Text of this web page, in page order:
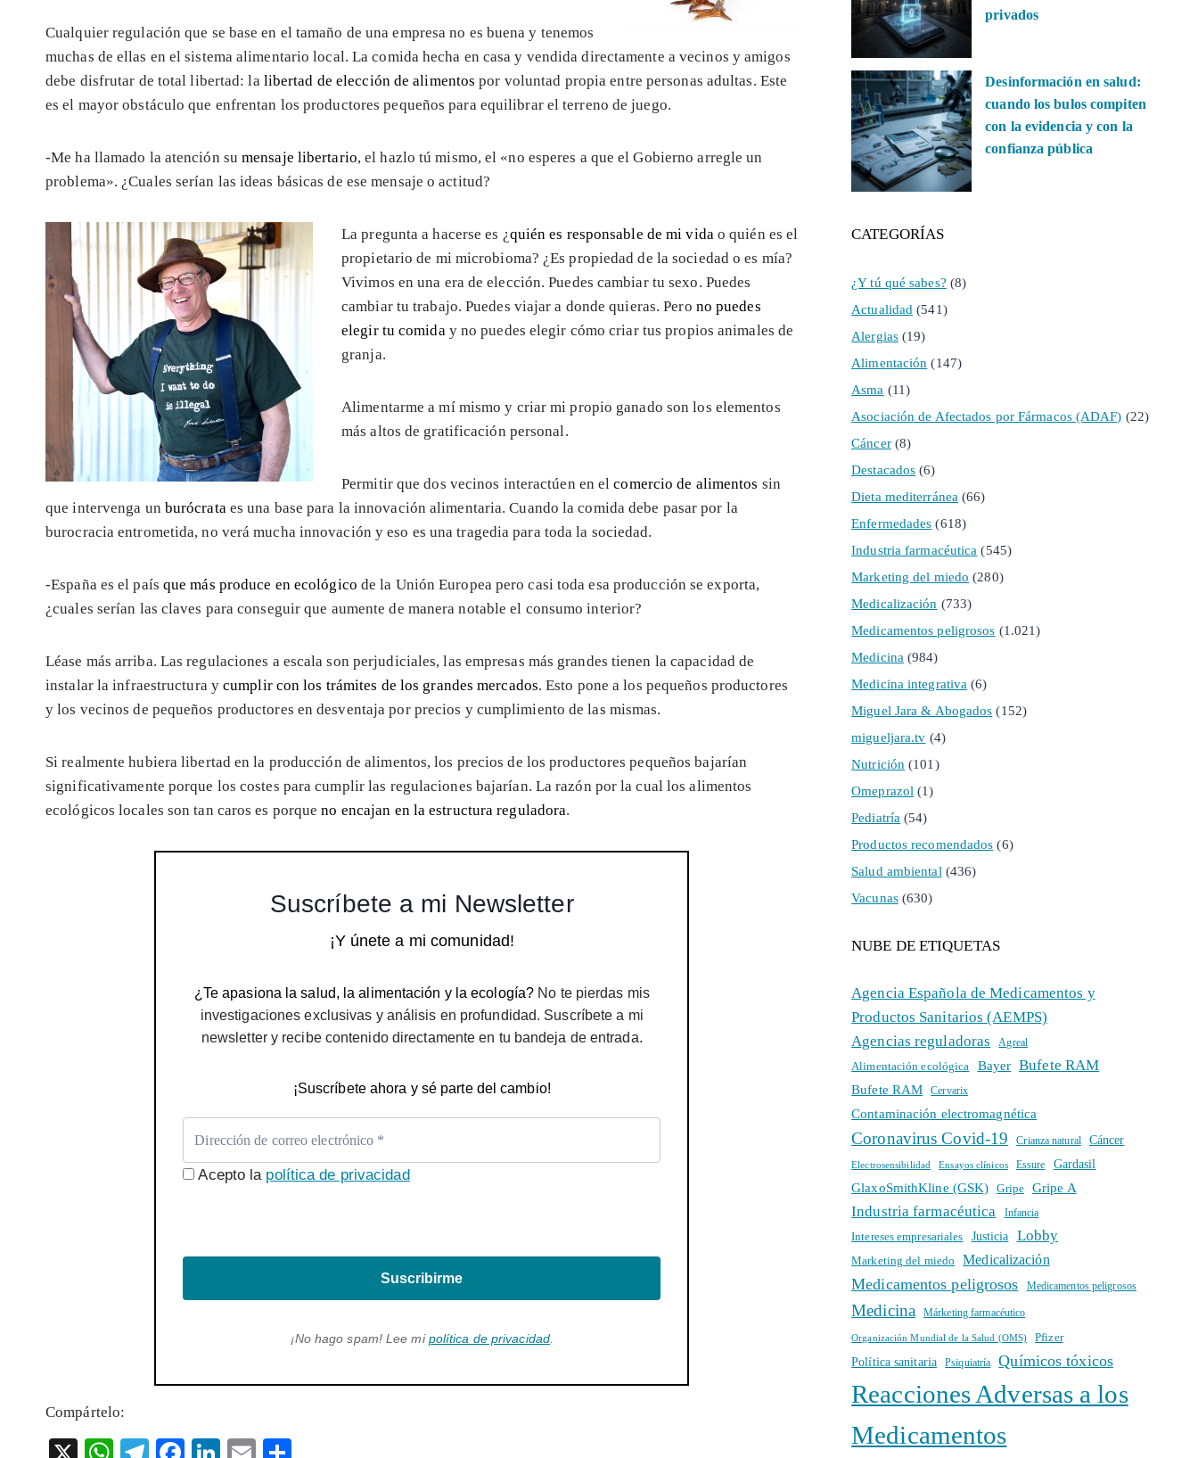
Cualquier regulación que se base en el tamaño de una empresa no es buena y tenemos
muchas de ellas en el sistema alimentario local. La comida hecha en casa y vendida directamente a vecinos y amigos
debe disfrutar de total libertad: la libertad de elección de alimentos por voluntad propia entre personas adultas. Este
es el mayor obstáculo que enfrentan los productores pequeños para equilibrar el terreno de juego.
-Me ha llamado la atención sumensaje libertario, el hazlo tú mismo, el «no esperes a que el Gobierno arregle un
problema». ¿Cuales serían las ideas básicas de ese mensaje o actitud?
La pregunta a hacerse es ¿quién es responsable de mi vidao quién es el
propietario de mi microbioma? ¿Es propiedad de la sociedad o es mía?
Vivimos en una era de elección. Puedes cambiar tu sexo. Puedes
cambiar tu trabajo. Puedes viajar a donde quieras. Pero no puedes
elegir tu comiday no puedes elegir cómo criar tus propios animales de
granja.
Alimentarme a mí mismo y criar mi propio ganado son los elementos
más altos de gratificación personal.
Permitir que dos vecinos interactúen en elcomercio de alimentos sin
que intervenga un burócrataes una base para la innovación alimentaria. Cuando la comida debe pasar por la
burocracia entrometida, no verá mucha innovación y eso es una tragedia para toda la sociedad.
-España es el país que más produce en ecológico de la Unión Europea pero casi toda esa producción se exporta,
¿cuales serían las claves para conseguir que aumente de manera notable el consumo interior?
Léase más arriba. Las regulaciones a escala son perjudiciales, las empresas más grandes tienen la capacidad de
instalar la infraestructura ycumplir con los trámites de los grandes mercados. Esto pone a los pequeños productores
y los vecinos de pequeños productores en desventaja por precios y cumplimiento de las mismas.
Si realmente hubiera libertad en la producción de alimentos, los precios de los productores pequeños bajarían
significativamente porque los costes para cumplir las regulaciones bajarían. La razón por la cual los alimentos
ecológicos locales son tan caros es porqueno encajan en la estructura reguladora.
Suscríbete a mi Newsletter
¡Y únete a mi comunidad!
¿Te apasiona la salud, la alimentación y la ecología? No te pierdas mis
investigaciones exclusivas y análisis en profundidad. Suscríbete a mi
newsletter y recibe contenido directamente en tu bandeja de entrada.
¡Suscríbete ahora y sé parte del cambio!
Acepto la política de privacidad
Suscribirme
¡No hago spam! Lee mipolítica de privacidad
Compártelo:
privados
Desinformación en salud:
cuando los bulos compiten
con la evidencia y con la
confianza pública
CATEGORÍAS
¿Y tú qué sabes? (8)
Actualidad (541)
Alergias(19)
Alimentación (147)
Asma (11)
Asociación de Afectados por Fármacos (ADAF) (22)
Cáncer(8)
Destacados (6)
Dieta mediterránea (66)
Enfermedades (618)
Industria farmacéutica (545)
Marketing del miedo (280)
Medicalización (733)
Medicamentos peligrosos (1.021)
Medicina (984)
Medicina integrativa (6)
Miguel Jara & Abogados (152)
migueljara.tv (4)
Nutrición (101)
Omeprazol (1)
Pediatría (54)
Productos recomendados (6)
Salud ambiental (436)
Vacunas(630)
NUBE DE ETIQUETAS
Agencia Española de Medicamentos y
Productos Sanitarios (AEMPS)
Agencias reguladoras
Agreal
Alimentación ecológica Bayer Bufete RAM
Bufete RAM Cervarix
Contaminación electromagnética
Coronavirus Covid-19 Crianza natural Cáncer
Electrosensibilidad Ensayos clínicos Essure Gardasil
GlaxoSmithKline (GSK) Gripe Gripe A
Industria farmacéutica Infancia
Intereses empresariales Justicia Lobby
Marketing del miedo Medicalización
Medicamentos peligrosos Medicamentos peligrosos
Medicina Márketing farmacéutico
Organización Mundial de la Salud (OMS) Pfizer
Política sanitaria Psiquiatría Químicos tóxicos
Reacciones Adversas a los
Medicamentos